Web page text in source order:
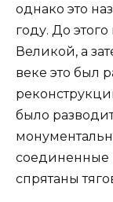
однако это
году. До
Великой, а
веке это был
было
соединенные
спрятаны